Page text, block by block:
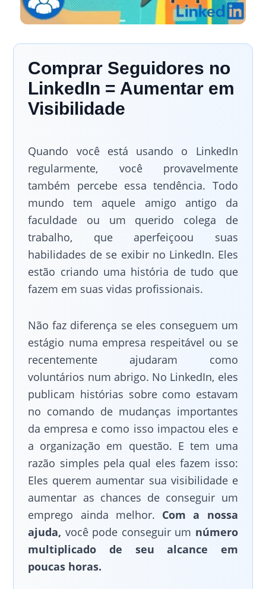
Comprar Seguidores no
LinkedIn = Aumentar em
Visibilidade
Quando você está usando o LinkedIn
regularmente, você provavelmente
também percebe essa tendência. Todo
mundo tem aquele amigo antigo da
faculdade ou um querido colega de
trabalho, que aperfeiçoou suas
habilidades de se exibir no LinkedIn. Eles
estão criando uma história de tudo que
fazem em suas vidas profissionais.
Não faz diferença se eles conseguem um
estágio numa empresa respeitável ou se
recentemente ajudaram como
voluntários num abrigo. No LinkedIn, eles
publicam histórias sobre como estavam
no comando de mudanças importantes
da empresa e como isso impactou eles e
a organização em questão. E tem uma
razão simples pela qual eles fazem isso:
Eles querem aumentar sua visibilidade e
aumentar as chances de conseguir um
emprego ainda melhor. Com a nossa
ajuda, você pode conseguir um número
multiplicado de seu alcance em
poucas horas.